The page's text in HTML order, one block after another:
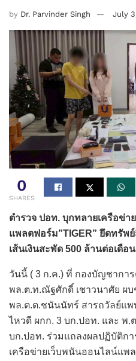
by Dr. Parvinder Singh July
0
SHARES
ตำรวจ ปอท. บุกทลายเครือข่า
แพลตฟอร์ม”TIGER” ยึดทรัพ
เส้นเงินสะพัด 500 ล้านต่อเดือน
วันนี้ ( 3 ก.ค.) ที่ กองบัญชากา
พล.ต.ท.ณัฐศักดิ์ เชาวนาศัย ผ
พล.ต.ต.ชนันนัทร์ สารถวัลย์แ
ไหวดี ผกก. 3 บก.ปอท. และ พ.
บก.ปอท. ร่วมแถลงผลปฏิบัติกา
เครือข่ายเว็บพนันออนไลน์แพ